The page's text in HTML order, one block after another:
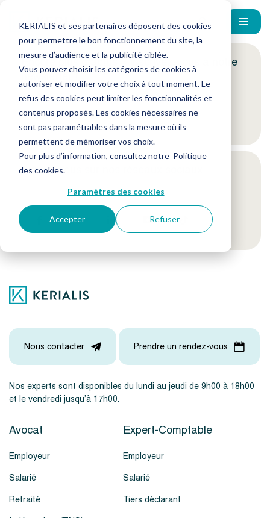
KERIALIS et ses partenaires déposent des cookies
pour permettre le bon fonctionnement du site, la
mesure d’audience et la publicité ciblée.
Vous pouvez choisir les catégories de cookies à
autoriser et modifier votre choix à tout moment. Le
refus des cookies peut limiter les fonctionnalités et
contenus proposés. Les cookies nécessaires ne
sont pas paramétrables dans la mesure où ils
permettent de mémoriser vos choix.
Pour plus d’information, consultez notre Politique
des cookies.
Paramètres des cookies
Accepter Refuser
Encore plus d'actus ? Inscrivez-vous à notre
newsletter !
Je m'inscris
Suivez-nous sur nos réseaux sociaux
Nos experts sont disponibles du lundi au jeudi de 9h00 à 18h00
et le vendredi jusqu’à 17h00.
Nous contacter Prendre un rendez-vous
Avocat
Employeur
Salarié
Retraité
Expert-Comptable
Employeur
Salarié
Tiers déclarant